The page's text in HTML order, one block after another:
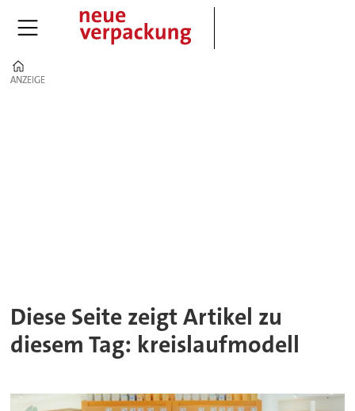
ANZEIGE
ANZEIGE
Diese Seite zeigt Artikel zu
diesem Tag: kreislaufmodell